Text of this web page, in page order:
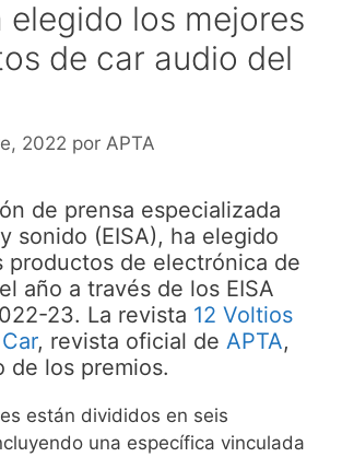
elegido los mejores
de car audio del
2022 por APTA
de prensa especializada
sonido (EISA), ha elegido
productos de electrónica de
año a través de los EISA
23. La revista 12 Voltios
, revista oficial de APTA,
de los premios.
están divididos en seis
una específica vinculada